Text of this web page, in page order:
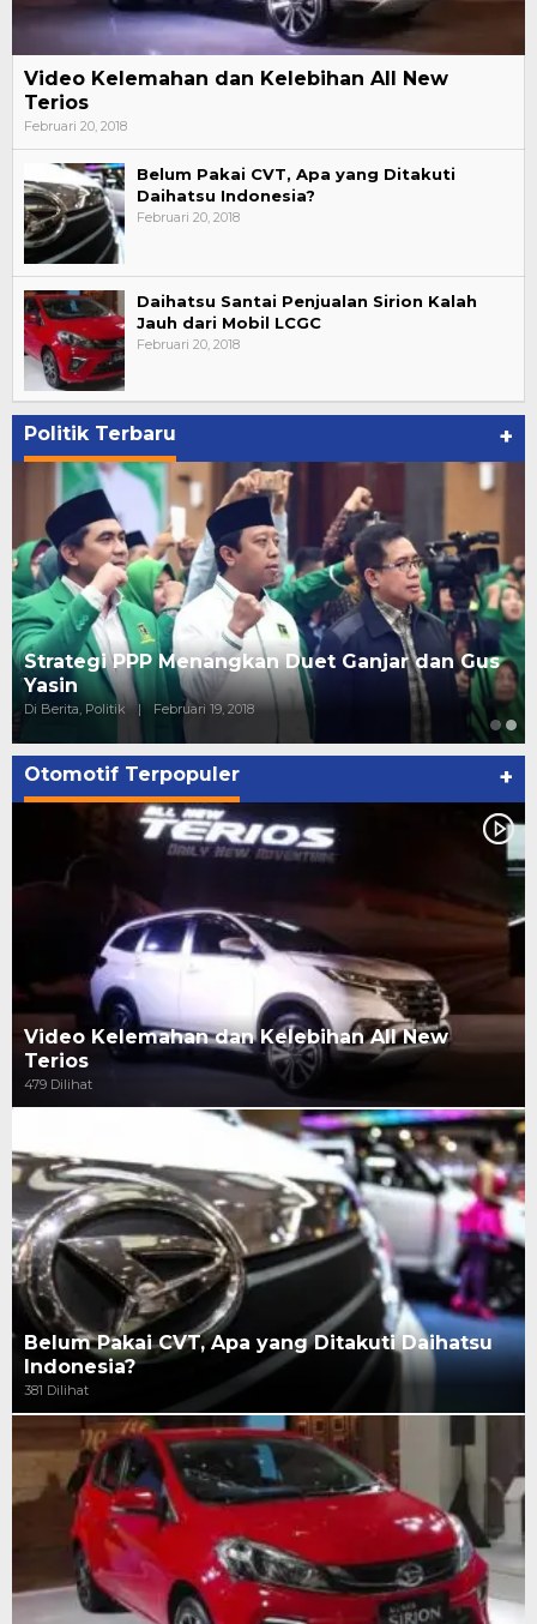
Video Kelemahan dan Kelebihan All New
Terios
Februari 20, 2018
Belum Pakai CVT, Apa yang Ditakuti
Daihatsu Indonesia?
Februari 20, 2018
Daihatsu Santai Penjualan Sirion Kalah
Jauh dari Mobil LCGC
Februari 20, 2018
Politik Terbaru +
Strategi PPP Menangkan Duet Ganjar dan Gus
Yasin
Di Berita, Politik | Februari 19, 2018
Otomotif Terpopuler +
Video Kelemahan dan Kelebihan All New
Terios
479 Dilihat
Belum Pakai CVT, Apa yang Ditakuti Daihatsu
Indonesia?
381 Dilihat